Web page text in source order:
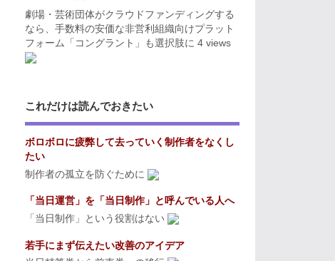
劇場・芸術団体がクラウドファンディングする
なら、手数料の安価な非営利組織向けプラット
フォーム「コングラント」も選択肢に 4 views
これだけは読んでおきたい
ボロボロに疲弊して去っていく制作者をなくし
たい
制作者の孤立を防ぐために
「当日運営」を「当日制作」と呼んでいる人へ
「当日制作」という役割はない
若手にまず伝えたい改善のアイデア